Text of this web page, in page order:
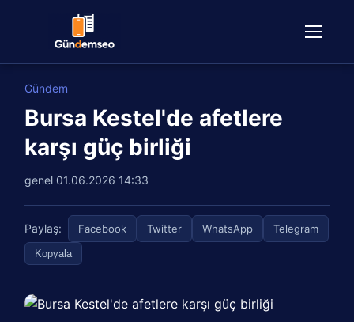
Gündem
Bursa Kestel'de afetlere
karşı güç birliği
genel 01.06.2026 14:33
Paylaş: Facebook Twitter WhatsApp Telegram
Kopyala